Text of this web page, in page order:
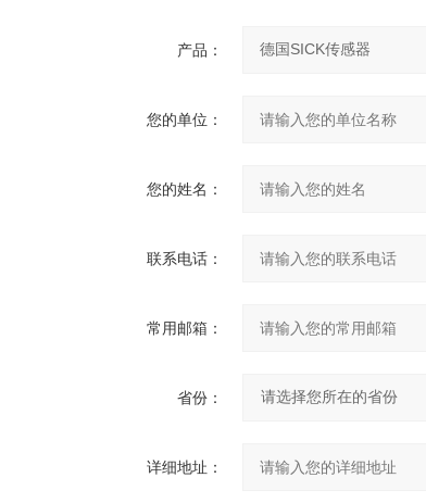
产品：
您的单位：
您的姓名：
联系电话：
常用邮箱：
省份：
详细地址：